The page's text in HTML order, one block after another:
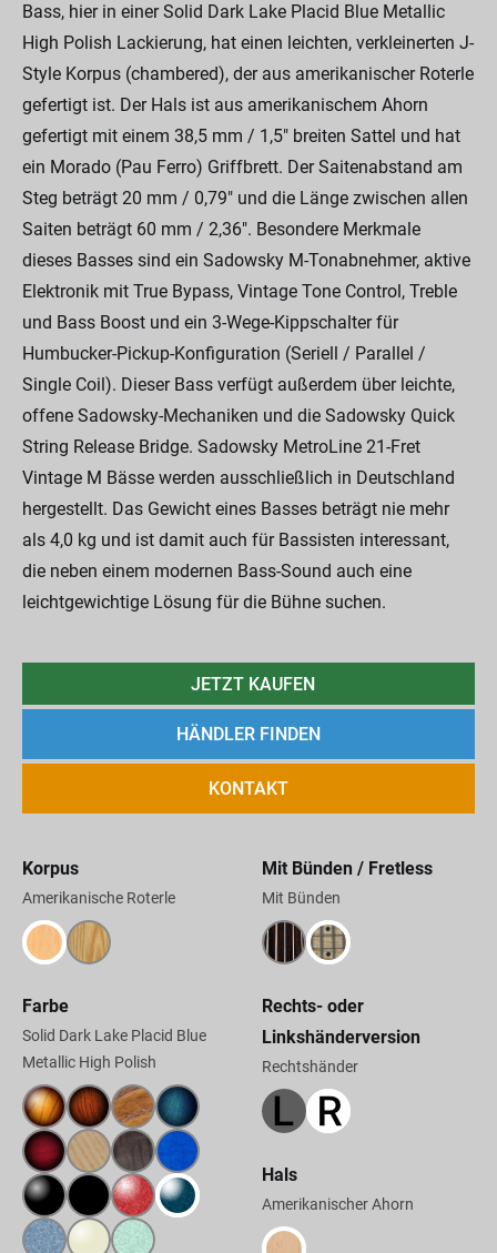
Korpus
Amerikanische Roterle
Farbe
Solid Dark Lake Placid Blue
Metallic High Polish
Mit Bünden / Fretless
Mit Bünden
Rechts- oder
Linkshänderversion
Rechtshänder
Hals
Amerikanischer Ahorn
Bass, hier in einer Solid Dark Lake Placid Blue Metallic
High Polish Lackierung, hat einen leichten, verkleinerten J-
Style Korpus (chambered), der aus amerikanischer Roterle
gefertigt ist. Der Hals ist aus amerikanischem Ahorn
gefertigt mit einem 38,5 mm / 1,5" breiten Sattel und hat
ein Morado (Pau Ferro) Griffbrett. Der Saitenabstand am
Steg beträgt 20 mm / 0,79" und die Länge zwischen allen
Saiten beträgt 60 mm / 2,36". Besondere Merkmale
dieses Basses sind ein Sadowsky M-Tonabnehmer, aktive
Elektronik mit True Bypass, Vintage Tone Control, Treble
und Bass Boost und ein 3-Wege-Kippschalter für
Humbucker-Pickup-Konfiguration (Seriell / Parallel /
Single Coil). Dieser Bass verfügt außerdem über leichte,
offene Sadowsky-Mechaniken und die Sadowsky Quick
String Release Bridge. Sadowsky MetroLine 21-Fret
Vintage M Bässe werden ausschließlich in Deutschland
hergestellt. Das Gewicht eines Basses beträgt nie mehr
als 4,0 kg und ist damit auch für Bassisten interessant,
die neben einem modernen Bass-Sound auch eine
leichtgewichtige Lösung für die Bühne suchen.
JETZT KAUFEN
HÄNDLER FINDEN
KONTAKT